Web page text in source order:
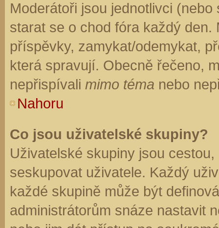
Moderátoři jsou jednotlivci
starat se o chod fóra každý
příspěvky, zamykat/odemykat,
která spravují. Obecně řečeno,
nepřispívali mimo téma nebo
Nahoru
Co jsou uživatelské skupiny?
Uživatelské skupiny jsou
seskupovat uživatele. Každý
každé skupině může být
administrátorům snáze nastavit